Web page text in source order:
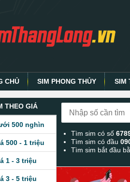
CHỦ SIM PHONG THỦY SIM
THEO GIÁ
500 nghìn
500 - 1 triệu
1 - 3 triệu
3 - 5 triệu
Tìm sim có số
Tìm sim có đầu
Tìm sim bắt đầu